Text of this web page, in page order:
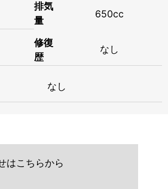
排気
量
650cc
修復
歴
なし
なし
はこちらから